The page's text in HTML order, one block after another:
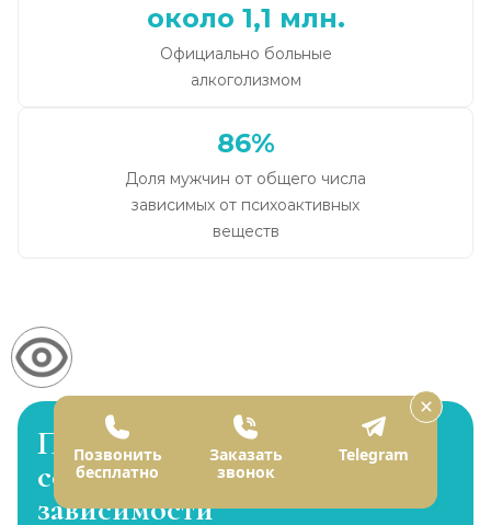
около 1,1 млн.
Официально больные
алкоголизмом
86%
Доля мужчин от общего числа
зависимых от психоактивных
веществ
Психологическое
сопровождение в лечении
зависимости
Позвонить
бесплатно
Заказать
звонок
Telegram